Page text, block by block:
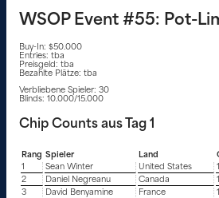
WSOP Event #55: Pot-
Buy-In: $50.000
Entries: tba
Preisgeld: tba
Bezahlte Plätze: tba
Verbliebene Spieler: 30
Blinds: 10.000/15.000
Chip Counts aus Tag 1
Rang Spieler Land
1
Sean Winter United States
2
Daniel Negreanu Canada
3
David Benyamine France